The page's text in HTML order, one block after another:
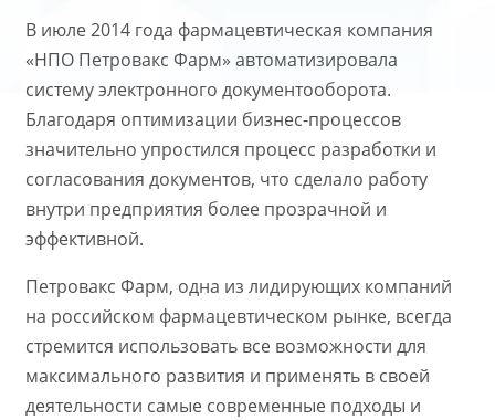
В июле 2014 года фармацевтическая компания
«НПО Петровакс Фарм» автоматизировала
систему электронного документооборота.
Благодаря оптимизации бизнес-процессов
значительно упростился процесс разработки и
согласования документов, что сделало работу
внутри предприятия более прозрачной и
эффективной.
Петровакс Фарм, одна из лидирующих компаний
на российском фармацевтическом рынке, всегда
стремится использовать все возможности для
максимального развития и применять в своей
деятельности самые современные подходы и